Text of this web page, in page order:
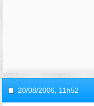
20/08/2006, 11h52